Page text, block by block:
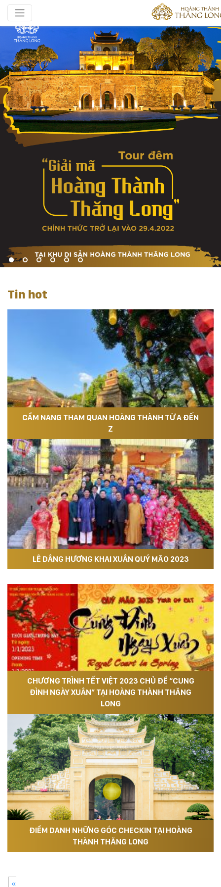
Tin hot
CẨM NANG THAM QUAN HOÀNG THÀNH TỪ A ĐẾN
Z
LỄ DÂNG HƯƠNG KHAI XUÂN QUÝ MÃO 2023
CHƯƠNG TRÌNH TẾT VIỆT 2023 CHỦ ĐỀ “CUNG
ĐÌNH NGÀY XUÂN” TẠI HOÀNG THÀNH THĂNG
LONG
ĐIỂM DANH NHỮNG GÓC CHECKIN TẠI HOÀNG
THÀNH THĂNG LONG
«